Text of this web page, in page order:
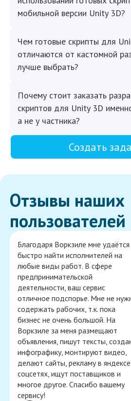
мобильной версии Unity 3D?
Чем готовые скрипты для
отличаются от кастомной
лучше выбрать?
Почему стоит заказать
скриптов для Unity 3D
а не у частника?
Создать
Отзывы наших
пользователей
Благодаря Воркзиле мне удаётся
быстро найти исполнителей на
любые виды работ. В сфере
предпринимательской
деятельности, ваш сервис
отличное подспорье. Мне не
содержать рабочих, т.к. пока
бизнес не очень большой. На
Воркзиле за меня размещают
объявления, пишут тексты,
инфографику, монтируют видео,
делают сайты, рекламу в
соцсетях, ищут поставщиков и
многое другое. Спасибо вашему
сервису!